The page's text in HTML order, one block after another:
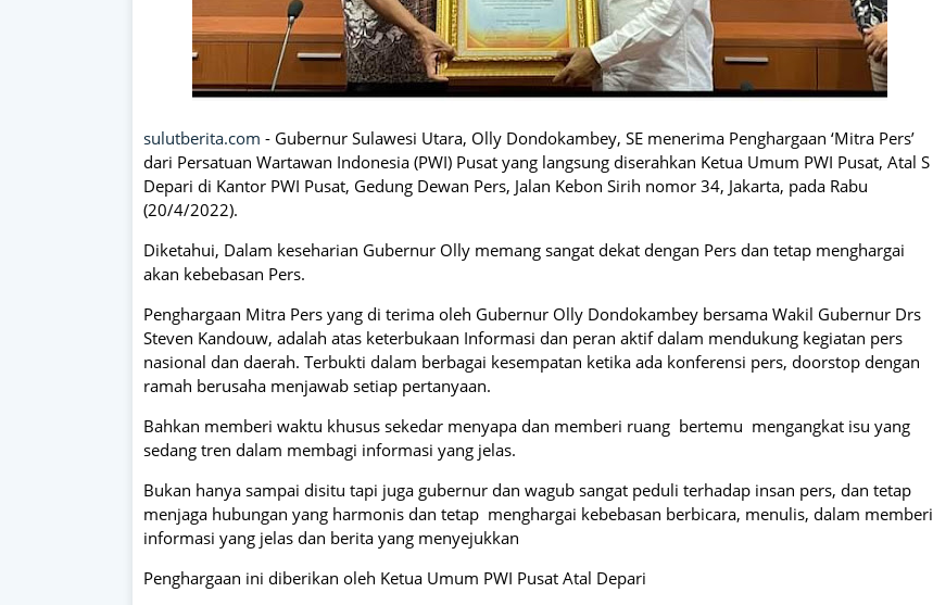
sulutberita.com - Gubernur Sulawesi Utara, Olly Dondokambey, SE menerima Penghargaan ‘Mitra Pers’
dari Persatuan Wartawan Indonesia (PWI) Pusat yang langsung diserahkan Ketua Umum PWI Pusat, Atal S
Depari di Kantor PWI Pusat, Gedung Dewan Pers, Jalan Kebon Sirih nomor 34, Jakarta, pada Rabu
(20/4/2022).
Diketahui, Dalam keseharian Gubernur Olly memang sangat dekat dengan Pers dan tetap menghargai
akan kebebasan Pers.
Penghargaan Mitra Pers yang di terima oleh Gubernur Olly Dondokambey bersama Wakil Gubernur Drs
Steven Kandouw, adalah atas keterbukaan Informasi dan peran aktif dalam mendukung kegiatan pers
nasional dan daerah. Terbukti dalam berbagai kesempatan ketika ada konferensi pers, doorstop dengan
ramah berusaha menjawab setiap pertanyaan.
Bahkan memberi waktu khusus sekedar menyapa dan memberi ruang bertemu mengangkat isu yang
sedang tren dalam membagi informasi yang jelas.
Bukan hanya sampai disitu tapi juga gubernur dan wagub sangat peduli terhadap insan pers, dan tetap
menjaga hubungan yang harmonis dan tetap menghargai kebebasan berbicara, menulis, dalam memberi
informasi yang jelas dan berita yang menyejukkan
Penghargaan ini diberikan oleh Ketua Umum PWI Pusat Atal Depari